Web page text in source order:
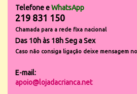
Telefone eWhatsApp
219 831 150
Chamada para a rede fixa nacional
Das 10h às 18h Seg a Sex
Caso não consiga ligação deixe mensagem
E-mail:
apoio@lojadacrianca.net